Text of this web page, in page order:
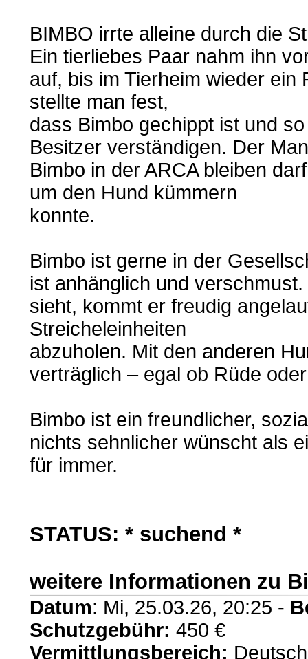
BIMBO irrte alleine durch die
Ein tierliebes Paar nahm ihn
auf, bis im Tierheim wieder ein
stellte man fest,
dass Bimbo gechippt ist und
Besitzer verständigen. Der
Bimbo in der ARCA bleiben
um den Hund kümmern
konnte.
Bimbo ist gerne in der
ist anhänglich und
sieht, kommt er freudig
Streicheleinheiten
abzuholen. Mit den anderen
verträglich – egal ob Rüde
Bimbo ist ein freundlicher,
nichts sehnlicher wünscht als
für immer.
STATUS: * suchend *
weitere Informationen zu
Datum: Mi, 25.03.26, 20:25 -
Schutzgebühr: 450 €
Vermittlungsbereich: